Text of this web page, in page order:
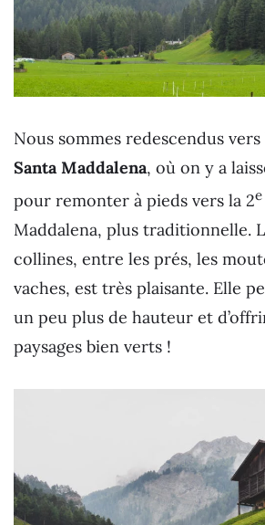
Nous sommes redescendus
Santa Maddalena, où on y a
pour remonter à pieds vers la 2e
Maddalena, plus traditionnelle.
collines, entre les prés, les
vaches, est très plaisante. Elle
un peu plus de hauteur et
paysages bien verts !